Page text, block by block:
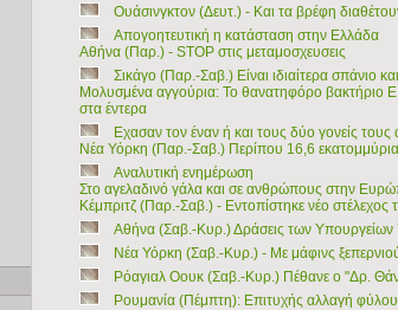
Copyright © 2009 Ιατρικά Θέματα
Ουάσινγκτον (Δευτ.) - Και τα βρέφη
Απογοητευτική η κατάσταση στην Ελλάδα
Αθήνα (Παρ.) - STOP στις μεταμοσχευσεις
Σικάγο (Παρ.-Σαβ.) Είναι ιδιαίτερα σπάνιο
Μολυσμένα αγγούρια: Το θανατηφόρο βακτήριο
στα έντερα
Εχασαν τον έναν ή και τους δύο γονείς
Νέα Υόρκη (Παρ.-Σαβ.) Περίπου 16,6
Αναλυτική ενημέρωση
Στο αγελαδινό γάλα και σε ανθρώπους στην
Κέμπριτζ (Παρ.-Σαβ.) - Εντοπίστηκε νέο
Αθήνα (Σαβ.-Κυρ.) Δράσεις των Υπουργείων
Νέα Υόρκη (Σαβ.-Κυρ.) - Με μάφινς
Ρόαγιαλ Οουκ (Σαβ.-Κυρ.) Πέθανε ο "Δρ.
Ρουμανία (Πέμπτη): Επιτυχής αλλαγή